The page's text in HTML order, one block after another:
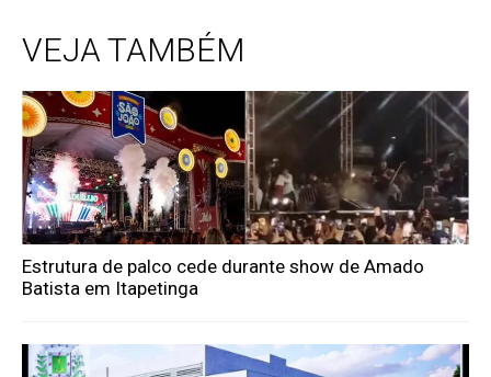
VEJA TAMBÉM
Estrutura de palco cede durante show de Amado
Batista em Itapetinga